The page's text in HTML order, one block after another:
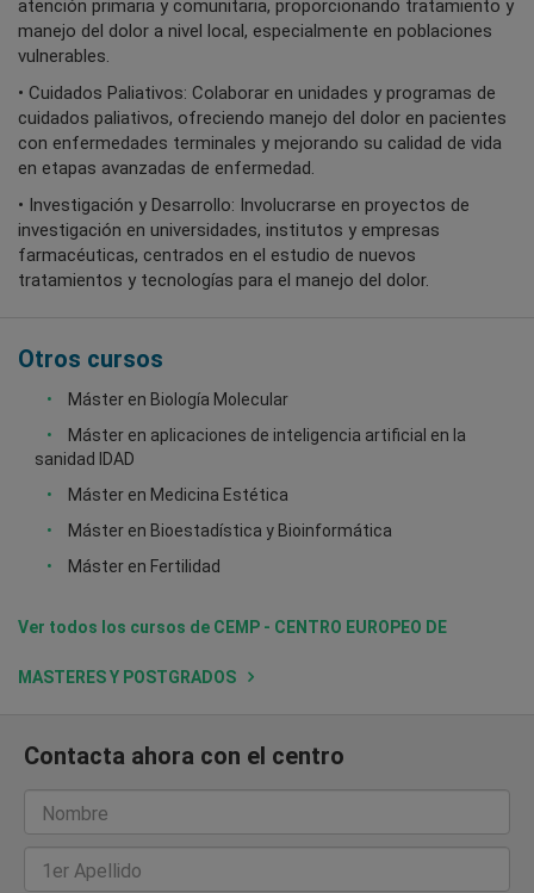
atención primaria y comunitaria, proporcionando tratamiento y
manejo del dolor a nivel local, especialmente en poblaciones
vulnerables.
• Cuidados Paliativos: Colaborar en unidades y programas de
cuidados paliativos, ofreciendo manejo del dolor en pacientes
con enfermedades terminales y mejorando su calidad de vida
en etapas avanzadas de enfermedad.
• Investigación y Desarrollo: Involucrarse en proyectos de
investigación en universidades, institutos y empresas
farmacéuticas, centrados en el estudio de nuevos
tratamientos y tecnologías para el manejo del dolor.
Otros cursos
Máster en Biología Molecular
Máster en aplicaciones de inteligencia artificial en la
sanidad IDAD
Máster en Medicina Estética
Máster en Bioestadística y Bioinformática
Máster en Fertilidad
Ver todos los cursos de CEMP - CENTRO EUROPEO DE
MASTERES Y POSTGRADOS
Contacta ahora con el centro
Nombre
1er Apellido